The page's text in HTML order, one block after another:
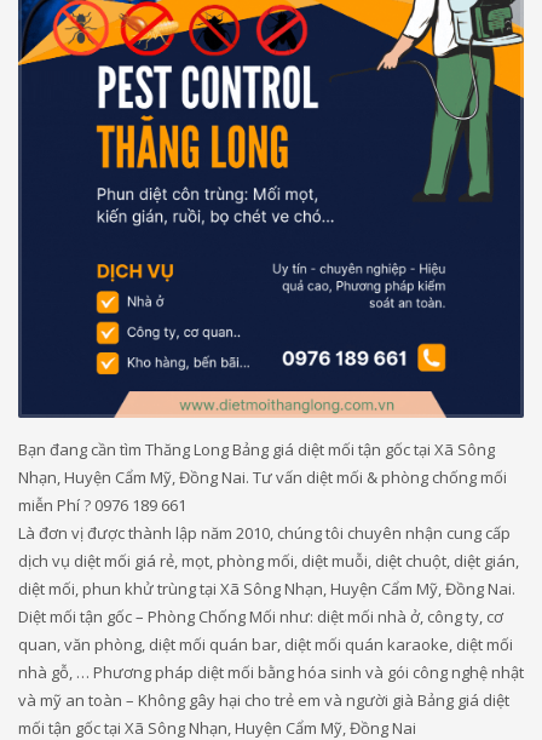
Bạn đang cần tìm Thăng Long Bảng giá diệt mối tận gốc tại Xã Sông
Nhạn, Huyện Cẩm Mỹ, Đồng Nai. Tư vấn diệt mối & phòng chống mối
miễn Phí ? 0976 189 661
Là đơn vị được thành lập năm 2010, chúng tôi chuyên nhận cung cấp
dịch vụ diệt mối giá rẻ, mọt, phòng mối, diệt muỗi, diệt chuột, diệt gián,
diệt mối, phun khử trùng tại Xã Sông Nhạn, Huyện Cẩm Mỹ, Đồng Nai.
Diệt mối tận gốc – Phòng Chống Mối như: diệt mối nhà ở, công ty, cơ
quan, văn phòng, diệt mối quán bar, diệt mối quán karaoke, diệt mối
nhà gỗ, … Phương pháp diệt mối bằng hóa sinh và gói công nghệ nhật
và mỹ an toàn – Không gây hại cho trẻ em và người già Bảng giá diệt
mối tận gốc tại Xã Sông Nhạn, Huyện Cẩm Mỹ, Đồng Nai